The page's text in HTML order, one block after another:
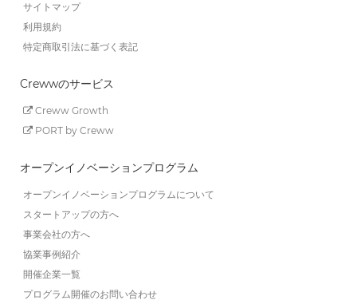
サイトマップ
利用規約
特定商取引法に基づく表記
Crewwのサービス
Creww Growth
PORT by Creww
オープンイノベーションプログラム
オープンイノベーションプログラムについて
スタートアップの方へ
事業会社の方へ
協業事例紹介
開催企業一覧
プログラム開催のお問い合わせ